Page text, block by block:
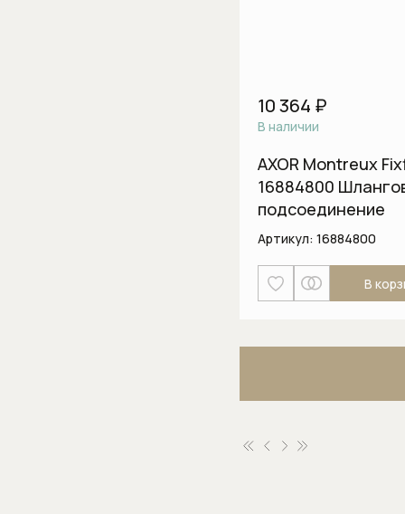
10 364 ₽
В наличии
AXOR Montreux
16884800
подсоединение
Артикул: 16884800
В